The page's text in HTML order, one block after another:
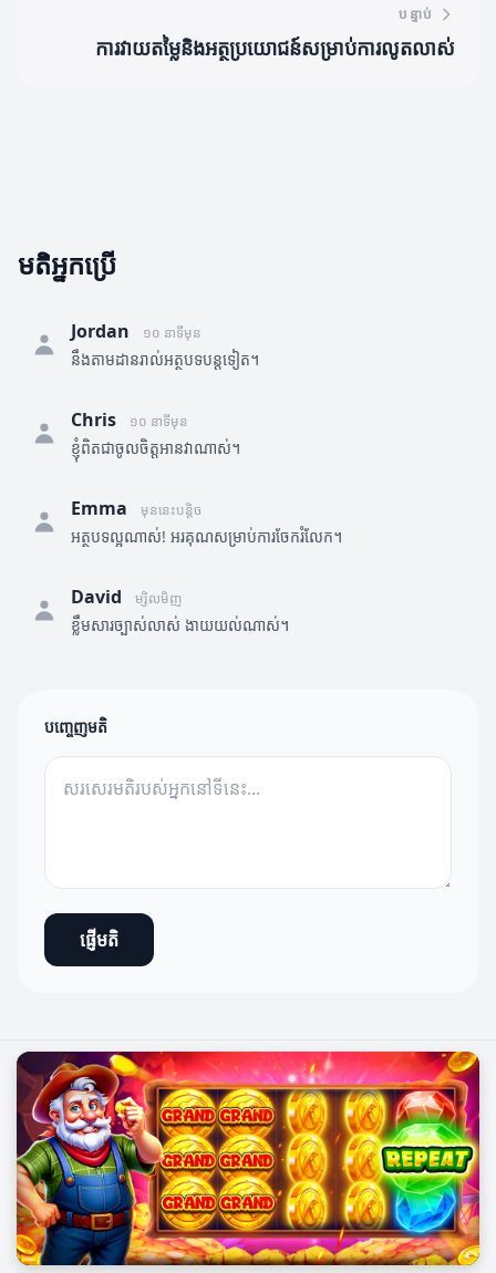
បន្ទាប់
ការវាយតម្លៃនិងអត្ថប្រយោជន៍សម្រាប់ការលូតលាស់
មតិអ្នកប្រើ
Jordan ១០ នាទីមុន
នឹងតាមដានរាល់អត្ថបទបន្តទៀត។
Chris ១០ នាទីមុន
ខ្ញុំពិតជាចូលចិត្តអានវាណាស់។
Emma មុននេះបន្តិច
អត្ថបទល្អណាស់! អរគុណសម្រាប់ការចែករំលែក។
David ម្សិលមិញ
ខ្លឹមសារច្បាស់លាស់ ងាយយល់ណាស់។
បញ្ចេញមតិ
ផ្ញើមតិ